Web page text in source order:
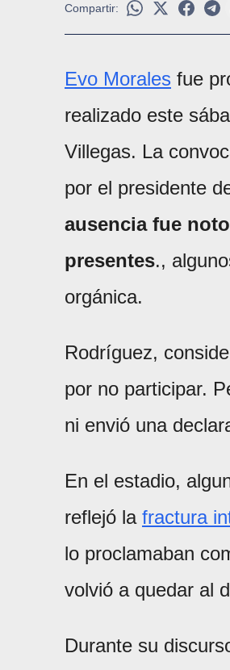
Compartir:
Evo Morales fue
realizado este
Villegas. La
por el presidente
ausencia fue
presentes.,
orgánica.
Rodríguez,
por no participar.
ni envió una
En el estadio,
reflejó la fractura
lo proclamaban
volvió a quedar al
Durante su